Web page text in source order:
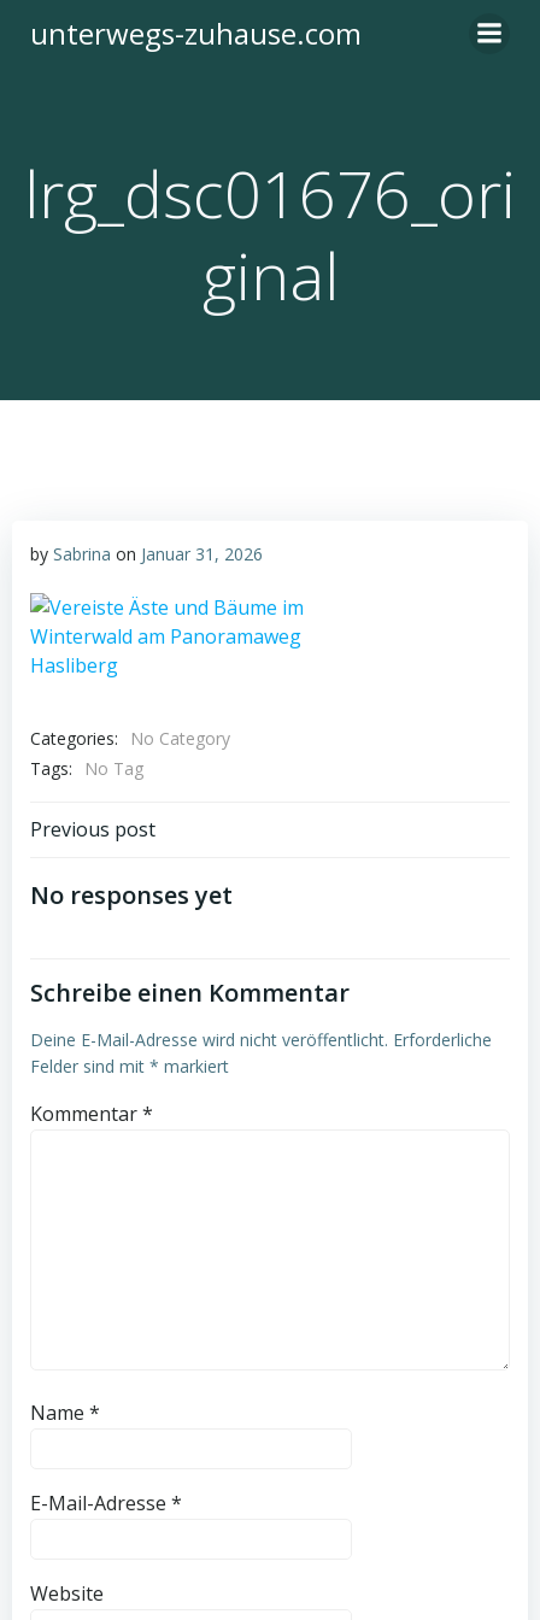
Inhalt
unterwegs-zuhause.com
lrg_dsc01676_ori
ginal
by Sabrina on Januar 31, 2026
Categories:
No Category
Tags:
No Tag
Post
navigation
Previous post
No responses yet
Schreibe einen Kommentar
Deine E-Mail-Adresse wird nicht veröffentlicht. Erforderliche
Felder sind mit * markiert
Kommentar*
Name *
E-Mail-Adresse *
Website